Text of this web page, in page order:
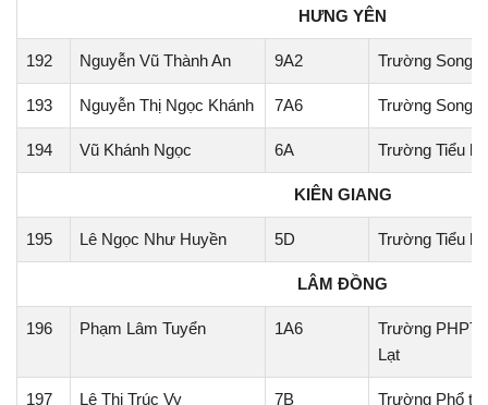
HƯNG YÊN
192 Nguyễn Vũ Thành An 9A2 Trường Song
193 Nguyễn Thị Ngọc Khánh 7A6 Trường Song
194 Vũ Khánh Ngọc 6A Trường Tiểu
KIÊN GIANG
195 Lê Ngọc Như Huyền 5D Trường Tiểu
LÂM ĐỒNG
196 Phạm Lâm Tuyển 1A6
Trường PHPT
Lạt
197 Lê Thị Trúc Vy 7B
Trường Phổ